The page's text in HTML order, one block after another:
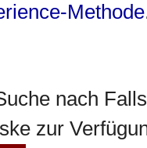
Methode
nach
zur